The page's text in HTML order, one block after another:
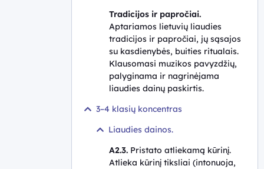
Tradicijos ir papročiai.
Aptariamos lietuvių liaudies
tradicijos ir papročiai, jų sąsajos
su kasdienybės, buities ritualais.
Klausomasi muzikos pavyzdžių,
palyginama ir nagrinėjama
liaudies dainų paskirtis.
3–4 klasių koncentras
Liaudies dainos.
A2.3. Pristato atliekamą kūrinį.
Atlieka kūrinį tiksliai (intonuoja,